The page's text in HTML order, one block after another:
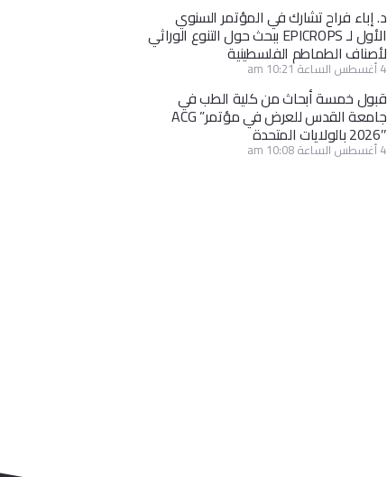
د. إباء فراح تشارك في المؤتمر السنوي
الأول لـ EPICROPS ببحث حول التنوع الوراثي
لأصناف الطماطم الفلسطينية
4 أغسطس الساعة 10:21 am
قبول خمسة أبحاث من كلية الطب في
جامعة القدس للعرض في مؤتمر” ACG
2026″ بالولايات المتحدة
4 أغسطس الساعة 10:08 am